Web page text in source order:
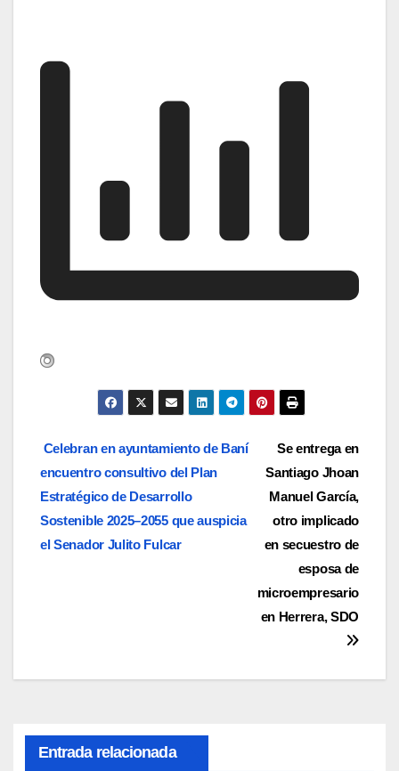
Navegación
de
entradas
Se entrega en
Santiago Jhoan
Manuel García,
otro implicado
en secuestro de
esposa de
microempresario
en Herrera, SDO
Celebran en ayuntamiento de Baní
encuentro consultivo del Plan
Estratégico de Desarrollo
Sostenible 2025–2055 que auspicia
el Senador Julito Fulcar
Entrada relacionada